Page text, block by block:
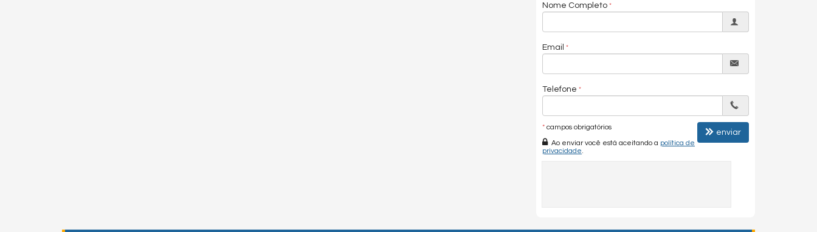
Nome Completo
Email
Telefone
* campos obrigatórios
Ao enviar você está aceitando a política de
privacidade.
enviar